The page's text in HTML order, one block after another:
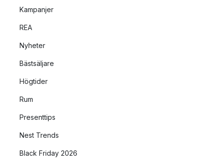
Kampanjer
REA
Nyheter
Bästsäljare
Högtider
Rum
Presenttips
Nest Trends
Black Friday 2026